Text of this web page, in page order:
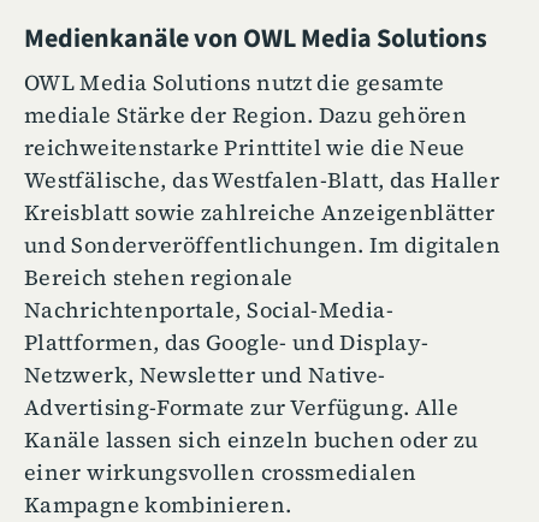
Medienkanäle von OWL Media Solutions
OWL Media Solutions nutzt die gesamte
mediale Stärke der Region. Dazu gehören
reichweitenstarke Printtitel wie die Neue
Westfälische, das Westfalen-Blatt, das Haller
Kreisblatt sowie zahlreiche Anzeigenblätter
und Sonderveröffentlichungen. Im digitalen
Bereich stehen regionale
Nachrichtenportale, Social-Media-
Plattformen, das Google- und Display-
Netzwerk, Newsletter und Native-
Advertising-Formate zur Verfügung. Alle
Kanäle lassen sich einzeln buchen oder zu
einer wirkungsvollen crossmedialen
Kampagne kombinieren.